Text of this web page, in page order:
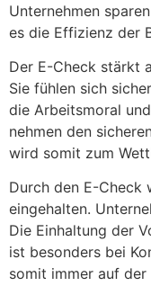
Unternehmen
es die Effizienz der
Der E-Check stärkt
Sie fühlen sich
die Arbeitsmoral
nehmen den
wird somit zum
Durch den E-Check
eingehalten.
Die Einhaltung der
ist besonders bei
somit immer auf der